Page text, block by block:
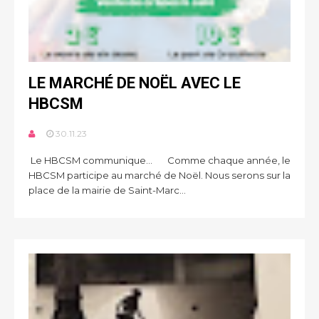
LE MARCHÉ DE NOËL AVEC LE
HBCSM
30.11.23
Le HBCSM communique... Comme chaque année, le
HBCSM participe au marché de Noël. Nous serons sur la
place de la mairie de Saint-Marc...